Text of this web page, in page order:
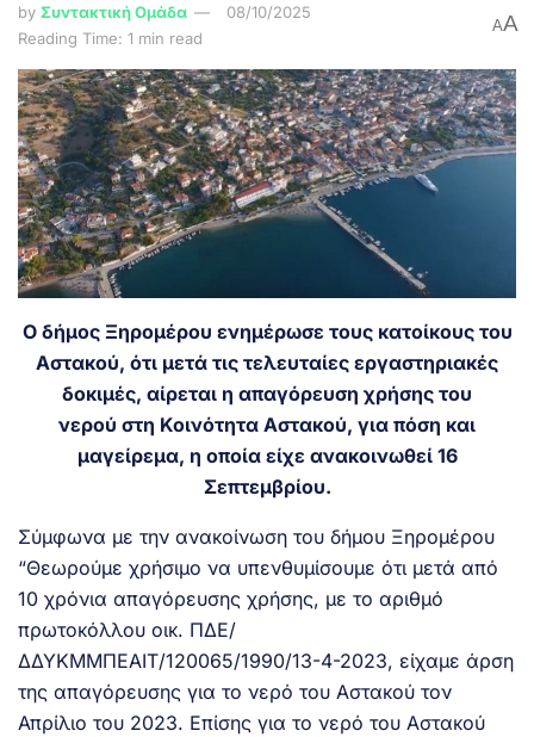
by Συντακτική Ομάδα
08/10/2025
Reading Time: 1 min read
AA
Ο δήμος Ξηρομέρου ενημέρωσε τους κατοίκους του
Αστακού, ότι μετά τις τελευταίες εργαστηριακές
δοκιμές, αίρεται η απαγόρευση χρήσης του
νερού στη Κοινότητα Αστακού, για πόση και
μαγείρεμα, η οποία είχε ανακοινωθεί 16
Σεπτεμβρίου.
Σύμφωνα με την ανακοίνωση του δήμου Ξηρομέρου
“Θεωρούμε χρήσιμο να υπενθυμίσουμε ότι μετά από
10 χρόνια απαγόρευσης χρήσης, με το αριθμό
πρωτοκόλλου οικ. ΠΔΕ/
ΔΔΥΚΜΜΠΕΑΙΤ/120065/1990/13-4-2023, είχαμε άρση
της απαγόρευσης για το νερό του Αστακού τον
Απρίλιο του 2023. Επίσης για το νερό του Αστακού